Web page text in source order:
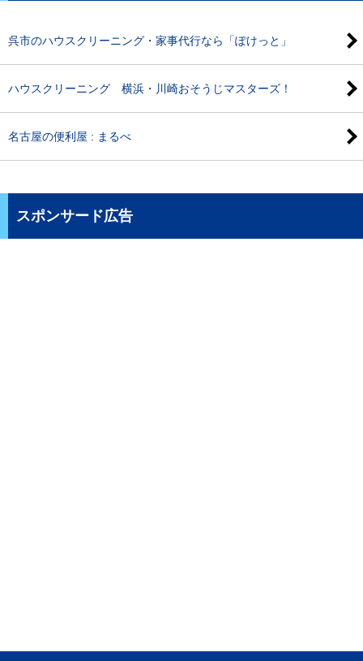
呉市のハウスクリーニング・家事代行なら「ぽけっと」
ハウスクリーニング 横浜・川崎おそうじマスターズ！
名古屋の便利屋 : まるべ
スポンサード広告